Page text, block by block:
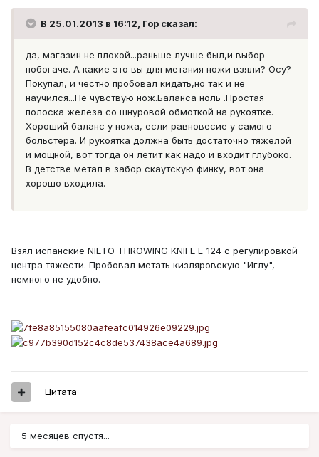
В 25.01.2013 в 16:12, Гор сказал:
да, магазин не плохой...раньше лучше был,и выбор
побогаче. А какие это вы для метания ножи взяли? Осу?
Покупал, и честно пробовал кидать,но так и не
научился...Не чувствую нож.Баланса ноль .Простая
полоска железа со шнуровой обмоткой на рукоятке.
Хороший баланс у ножа, если равновесие у самого
больстера. И рукоятка должна быть достаточно тяжелой
и мощной, вот тогда он летит как надо и входит глубоко.
В детстве метал в забор скаутскую финку, вот она
хорошо входила.
Взял испанские NIETO THROWING KNIFE L-124 с регулировкой
центра тяжести. Пробовал метать кизляровскую "Иглу",
немного не удобно.
Цитата
5 месяцев спустя...